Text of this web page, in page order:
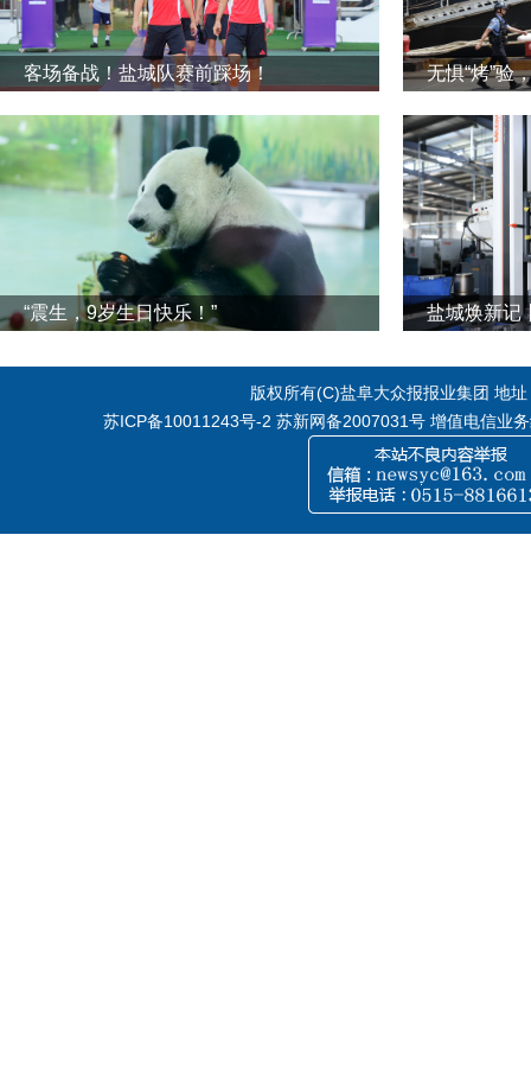
客场备战！盐城队赛前踩场！ 无惧“烤”验
“震生，9岁生日快乐！”
版权所有(C)盐阜大众报报业集团 地
苏ICP备10011243号-2 苏新网备2007031号 增值电信业